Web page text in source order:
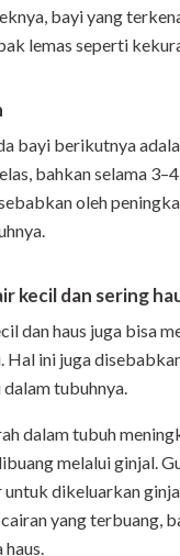
bayi yang
lemas seperti
bayi berikutnya
bahkan selama
oleh
kecil dan sering
dan haus juga bisa
Hal ini juga
tubuhnya.
dalam tubuh
melalui ginjal.
untuk dikeluarkan
yang terbuang,
haus.